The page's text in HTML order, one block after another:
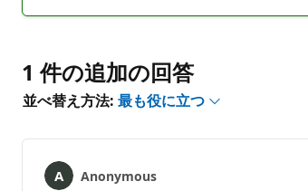
は
あ
り
せ
1 件の追加の回答
並べ替え方法: 最も役に立つ
Anonymous